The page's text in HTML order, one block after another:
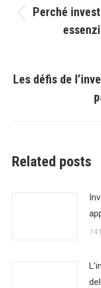
traPerché
Les défis de
Related posts
14